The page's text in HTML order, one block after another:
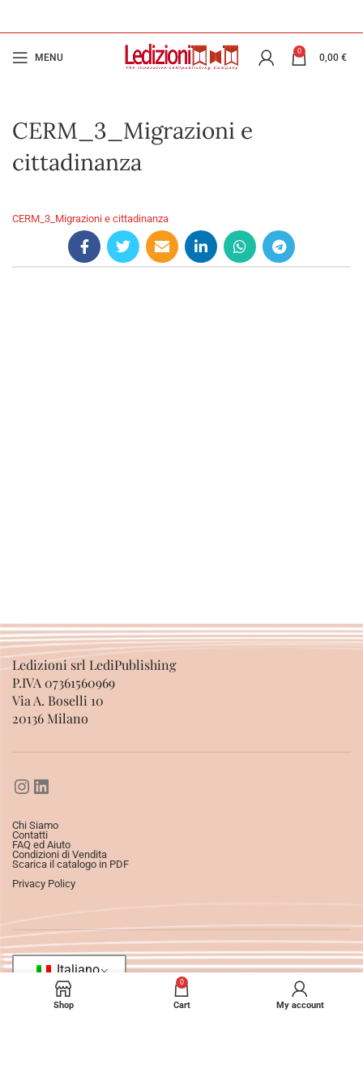
MENU
0
0,00 €
CERM_3_Migrazioni e
cittadinanza
CERM_3_Migrazioni e cittadinanza
Ledizioni srl LediPublishing
P.IVA 07361560969
Via A. Boselli 10
20136 Milano
Chi Siamo
Contatti
FAQ ed Aiuto
Condizioni di Vendita
Scarica il catalogo in PDF
Privacy Policy
Italiano
Shop
0
Cart My account